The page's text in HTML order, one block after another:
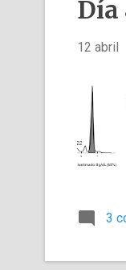
Día
12 abril
3